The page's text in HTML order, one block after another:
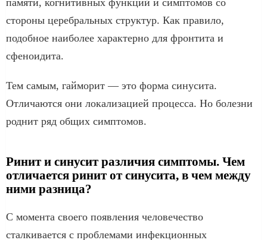
стороны церебральных структур. Как правило,
подобное наиболее характерно для фронтита и
сфеноидита.
Тем самым, гайморит — это форма синусита.
Отличаются они локализацией процесса. Но болезни
роднит ряд общих симптомов.
Ринит и синусит различия симптомы. Чем
отличается ринит от синусита, в чем между
ними разница?
С момента своего появления человечество
сталкивается с проблемами инфекционных